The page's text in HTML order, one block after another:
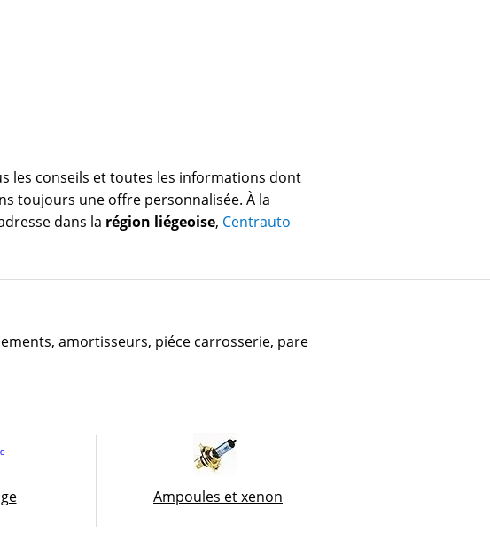
les conseils et toutes les informations dont
toujours une offre personnalisée. À la
dans la région liégeoise, Centrauto
amortisseurs, piéce carrosserie, pare
Ampoules et xenon